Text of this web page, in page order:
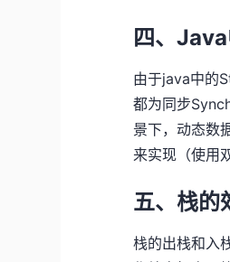
四、
由于java中的
都为同步
景下，动态数
来实现（使用
五、栈的
栈的出栈和入